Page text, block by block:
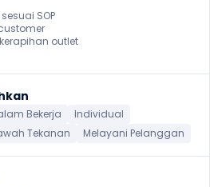
SOP
outlet
Bekerja
Individual
Tekanan Melayani Pelanggan